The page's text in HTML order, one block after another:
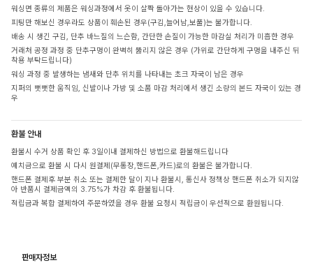
워싱면 종류의 제품은 워싱과정에서 옷이 살짝 돌아가는 현상이 있을 수 있습니다.
피팅만 해보신 경우라도 상품이 훼손된 경우(구김,늘어남,보풀)는 불가합니다.
배송 시 생긴 구김, 단추 바느질의 느슨함, 간단한 손질이 가능한 마감실 처리가 미흡한 경우
거래처 공정 과정 중 단추구멍이 완벽히 뚫리지 않은 경우 (가위로 간단하게 구멍을 내주신 뒤
착용 부탁드립니다)
워싱 과정 중 발생하는 냄새와 단추 위치를 나타내는 초크 자국이 남은 경우
지퍼의 뻣뻣한 움직임, 신발이나 가방 및 소품 마감 처리에서 생긴 소량의 본드 자국이 있는 경
우
환불 안내
환불시 수거 상품 확인 후 3일이내 결제하신 방법으로 환불해드립니다
예치금으로 환불 시 다시 원결제(무통장,핸드폰,카드)로의 환불은 불가합니다.
핸드폰 결제후 부분 취소 또는 결제한 달이 지나 환불시, 통신사 정책상 핸드폰 취소가 되지않
아 반품시 결제금액의 3.75%가 차감 후 환불됩니다.
적립금과 복합 결제하여 주문하였을 경우 환불 요청시 적립금이 우선적으로 환원됩니다.
판매자정보